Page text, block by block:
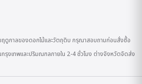
มฤดูกาลของดอกไม้และวัตถุดิบ กรุณาสอบถามก่อนสั่งซื้อ
รุงเทพและปริมณฑลภายใน 2-4 ชั่วโมง ต่างจังหวัดจัดส่ง